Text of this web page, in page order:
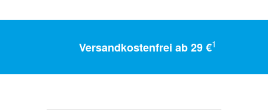
Versandkostenfrei ab 29 €1